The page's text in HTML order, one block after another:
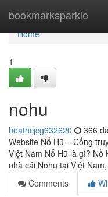
bookmarksparkle
Home
Home
1
nohu
heathcjcg632620 366
Website Nổ Hũ – Cổng
Việt Nam Nổ Hũ là gì?
nhà cái Nohu tại Việt
Comments